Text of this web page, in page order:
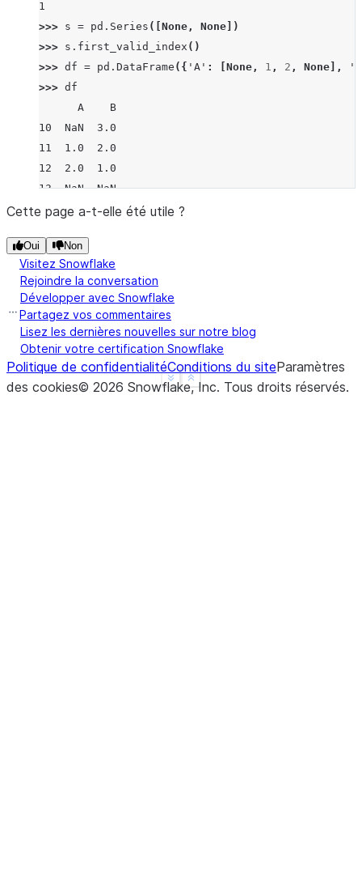
1
>>> s = pd . Series ([ None , None ])
>>> s . first_valid_index ()
>>> df = pd . DataFrame ({ 'A' : None , 1 , 2 , None ],
>>> df
      A    B
10  NaN  3.0
11  1.0  2.0
12  2.0  1.0
13  NaN  NaN
>>> df .first_valid_index
>>> df =
>>> df.first_valid_index
'i'
Show less
See more
Cette page a-t-elle été utile ?
Oui Non
Visitez Snowflake
Rejoindre la conversation
Développer avec Snowflake
Partagez vos commentaires
Lisez les dernières nouvelles sur notre blog
Obtenir votre certification Snowflake
Politique de confidentialitéConditions du siteParamètres
des cookies© 2026 Snowflake, Inc. Tous droits réservés.